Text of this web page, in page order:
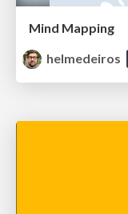
Mind Mapping
helmedeiros